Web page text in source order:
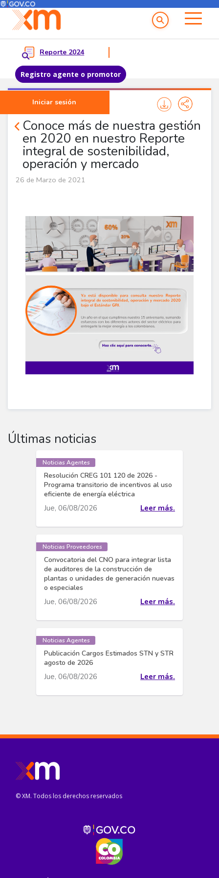
Pasar al contenido principal
Menú del Usuario
Reporte 2024
Registro agente o promotor
Iniciar sesión
Menu principal
Conoce más de nuestra gestión
en 2020 en nuestro Reporte
integral de sostenibilidad,
operación y mercado
Noticias Corporativas
26 de Marzo de 2021
Últimas noticias
Noticias Agentes
Resolución CREG 101 120 de 2026 -
Programa transitorio de incentivos al uso
eficiente de energía eléctrica
Jue, 06/08/2026 Leer más.
Noticias Proveedores
Convocatoria del CNO para integrar lista
de auditores de la construcción de
plantas o unidades de generación nuevas
o especiales
Jue, 06/08/2026 Leer más.
Noticias Agentes
Publicación Cargos Estimados STN y STR
agosto de 2026
Jue, 06/08/2026 Leer más.
© XM. Todos los derechos reservados